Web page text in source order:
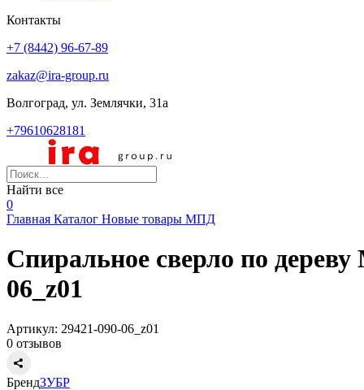
Контакты
+7 (8442) 96-67-89
zakaz@ira-group.ru
Волгоград, ул. Землячки, 31а
+79610628181
Найти все
0
Главная Каталог Новые товары МПД
Спиральное сверло по
06_z01
Артикул: 29421-090-06_z01
0 отзывов
БрендЗУБР